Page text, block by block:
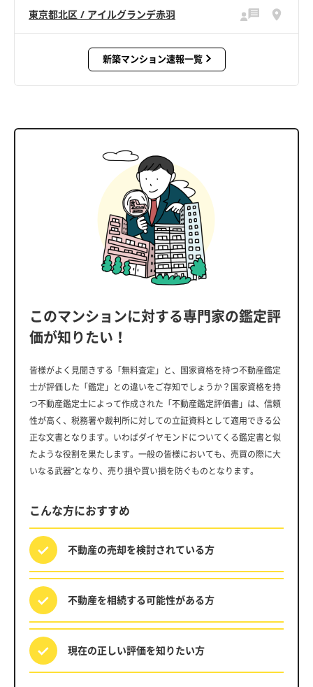
東京都北区 / アイルグランデ赤羽
新築マンション速報一覧
このマンションに対する専門家の鑑定評
価が知りたい！
皆様がよく見聞きする「無料査定」と、国家資格を持つ不動産鑑定
士が評価した「鑑定」との違いをご存知でしょうか？国家資格を持
つ不動産鑑定士によって作成された「不動産鑑定評価書」は、信頼
性が高く、税務署や裁判所に対しての立証資料として適用できる公
正な文書となります。いわばダイヤモンドについてくる鑑定書と似
たような役割を果たします。一般の皆様においても、売買の際に大
いなる武器”となり、売り損や買い損を防ぐものとなります。
こんな方におすすめ
不動産の売却を検討されている方
不動産を相続する可能性がある方
現在の正しい評価を知りたい方